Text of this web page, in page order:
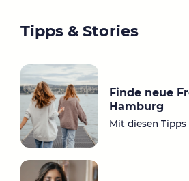
Tipps & Stories
Finde neue
Hamburg
Mit diesen Tipps